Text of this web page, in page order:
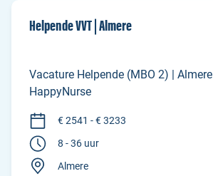
Helpende VVT | Almere
Vacature Helpende (MBO 2) | Almere |
HappyNurse
€ 2541 - € 3233
8 - 36 uur
Almere